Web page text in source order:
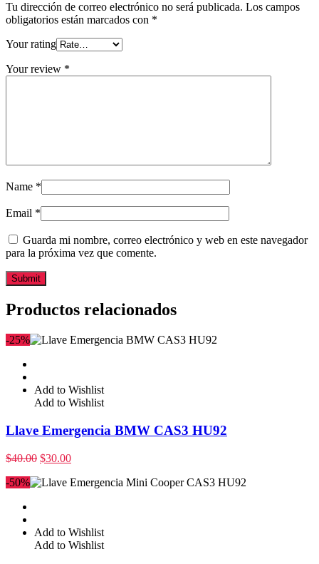
Tu dirección de correo electrónico no será publicada. Los campos
obligatorios están marcados con *
Your rating
Your review *
Name *
Email *
Guarda mi nombre, correo electrónico y web en este navegador
para la próxima vez que comente.
Productos relacionados
-25%
Add to Wishlist
Add to Wishlist
Llave Emergencia BMW CAS3 HU92
$40.00 $30.00
-50%
Add to Wishlist
Add to Wishlist